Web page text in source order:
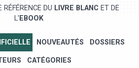
RÉFÉRENCE DU LIVRE BLANC ET DE
L' EBOOK
NOUVEAUTÉS DOSSIERS
CATÉGORIES